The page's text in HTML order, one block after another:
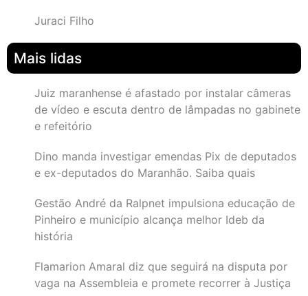
Juraci Filho
Mais lidas
Juiz maranhense é afastado por instalar câmeras
de vídeo e escuta dentro de lâmpadas no gabinete
e refeitório
Dino manda investigar emendas Pix de deputados
e ex-deputados do Maranhão. Saiba quais
Gestão André da Ralpnet impulsiona educação de
Pinheiro e município alcança melhor Ideb da
história
Flamarion Amaral diz que seguirá na disputa por
vaga na Assembleia e promete recorrer à Justiça